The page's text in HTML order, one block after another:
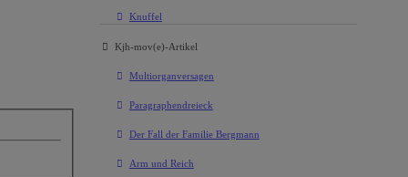
Knuffel
Kjh-mov(e)-Artikel
Multiorganversagen
Paragraphendreieck
Der Fall der Familie Bergmann
Arm und Reich